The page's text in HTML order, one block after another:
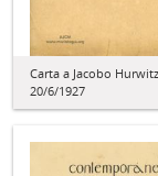
Carta a Jacobo
20/6/1927